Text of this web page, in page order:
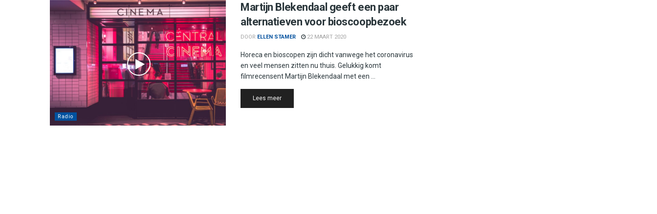
Radio
Martijn Blekendaal geeft een paar
alternatieven voor bioscoopbezoek
DOOR ELLEN STAMER 22 MAART 2020
Horeca en bioscopen zijn dicht vanwege het coronavirus
en veel mensen zitten nu thuis. Gelukkig komt
filmrecensent Martijn Blekendaal met een ...
Lees meerDetails